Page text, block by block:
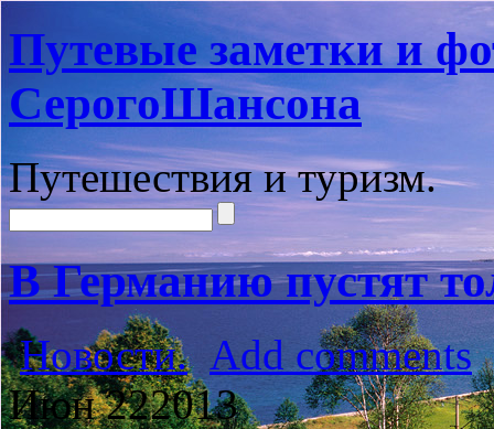
Путевые заметки и
СерогоШансона
Путешествия и туризм.
В Германию пустят
Новости. Add comments
Июн 222013